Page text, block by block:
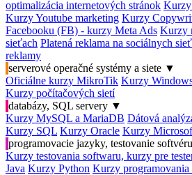
optimalizácia internetových stránok
Kurzy Youtube marketing Kurzy
Facebooku (FB) - kurzy Meta Ads Kurzy
sieťach Platená reklama na sociálnych
reklamy
serverové operačné systémy a siete ▼
Oficiálne kurzy MikroTik Kurzy
Kurzy počítačových sietí
databázy, SQL servery ▼
Kurzy MySQL a MariaDB Dátová
Kurzy SQL Kurzy Oracle Kurzy
programovacie jazyky, testovanie softvéru
Kurzy testovania softwaru, kurzy pre
Java Kurzy Python Kurzy